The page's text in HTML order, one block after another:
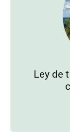
Ley de